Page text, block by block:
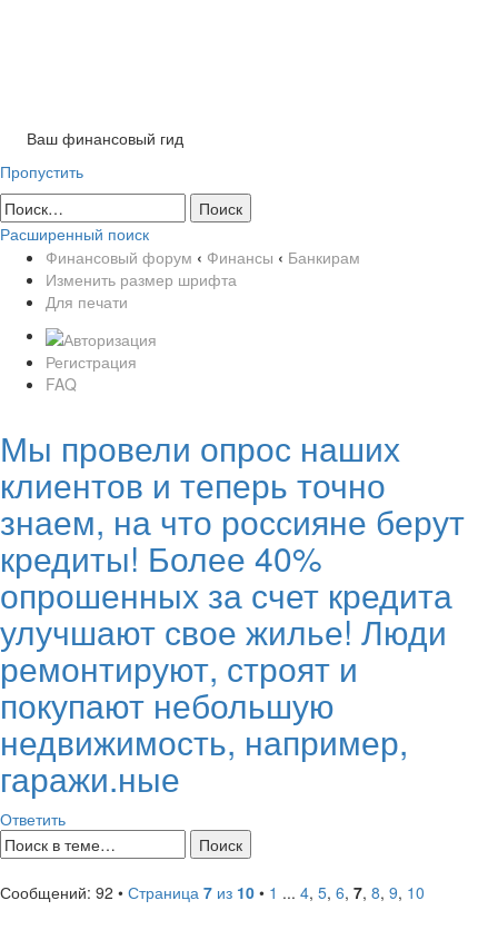
Ваш финансовый гид
Пропустить
Расширенный поиск
Финансовый форум ‹ Финансы ‹ Банкирам
Изменить размер шрифта
Для печати
Регистрация
FAQ
Мы провели опрос наших
клиентов и теперь точно
знаем, на что россияне берут
кредиты! Более 40%
опрошенных за счет кредита
улучшают свое жилье! Люди
ремонтируют, строят и
покупают небольшую
недвижимость, например,
гаражи.ные
Ответить
Сообщений: 92 • Страница 7 из 10 • 1 ... 4, 5, 6, 7, 8, 9, 10